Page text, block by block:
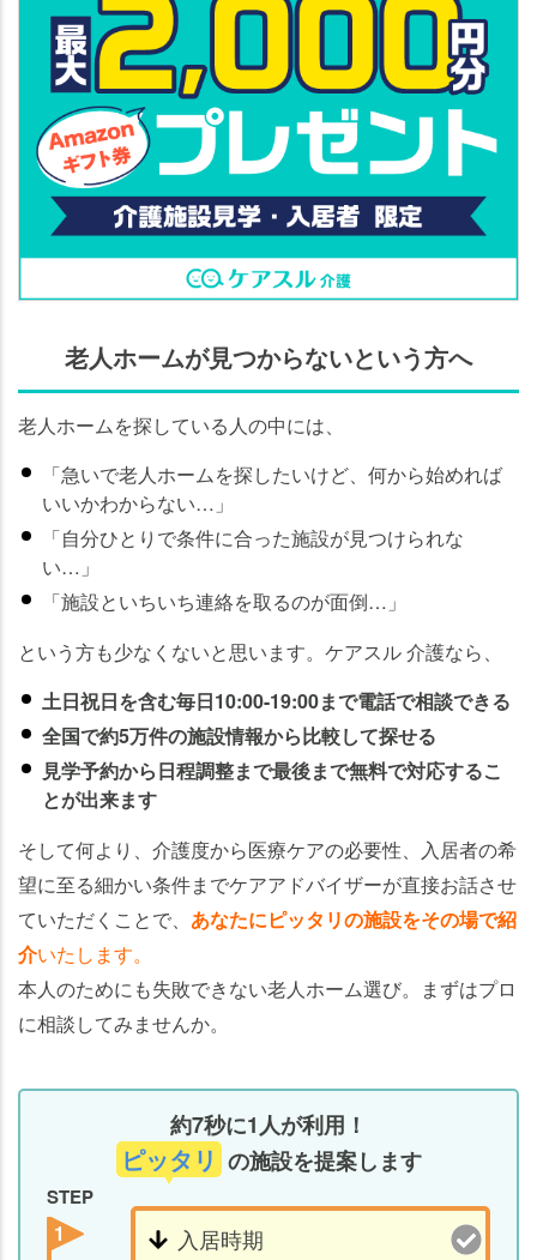
老人ホームが見つからないという方へ
老人ホームを探している人の中には、
「急いで老人ホームを探したいけど、何から始めれば
いいかわからない…」
「自分ひとりで条件に合った施設が見つけられな
い…」
「施設といちいち連絡を取るのが面倒…」
という方も少なくないと思います。ケアスル 介護なら、
土日祝日を含む毎日10:00-19:00まで電話で相談できる
全国で約5万件の施設情報から比較して探せる
見学予約から日程調整まで最後まで無料で対応するこ
とが出来ます
そして何より、介護度から医療ケアの必要性、入居者の希
望に至る細かい条件までケアアドバイザーが直接お話させ
ていただくことで、 あなたにピッタリの施設をその場で紹
介いたします。
本人のためにも失敗できない老人ホーム選び。まずはプロ
に相談してみませんか。
約7秒に1人が利用！
ピッタリ の施設を提案します
STEP
1